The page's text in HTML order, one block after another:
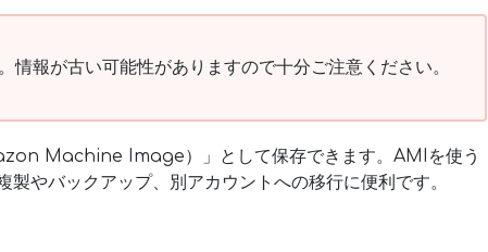
情報が古い可能性がありますので十分ご注意ください。
Machine Image）」として保存できます。AMIを使う
やバックアップ、別アカウントへの移行に便利です。